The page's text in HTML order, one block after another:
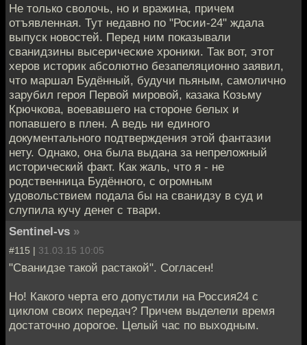
Не только сволочь, но и вражина, причем
отъявленная. Тут недавно по "Росии-24" ждала
выпуск новостей. Перед ним показывали
сванидзины высерические хроники. Так вот, этот
херов историк абсолютно безапеляционно заявил,
что маршал Будённый, будучи пьяным, самолично
зарубил героя Первой мировой, казака Козьму
Крючкова, воевавшего на стороне белых и
попавшего в плен. А ведь ни единого
документального подтверждения этой фантазии
нету. Однако, она была выдана за непреложный
исторический факт. Как жаль, что я - не
родственница Будённого, с огромным
удовольствием подала бы на сванидзу в суд и
слупила кучу денег с твари.
Sentinel-vs »
#115 | 31.03.15 10:05
"Сванидзе такой растакой". Согласен!
Но! Какого черта его допустили на Россия24 с
циклом своих передач? Причем выделели время
достаточно дорогое. Целый час по выходным.